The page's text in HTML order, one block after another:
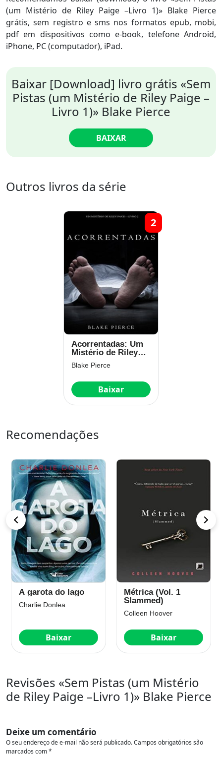
(um Mistério de Riley Paige –Livro 1)» Blake Pierce
grátis, sem registro e sms nos formatos epub, mobi,
pdf em dispositivos como e-book, telefone Android,
iPhone, PC (computador), iPad.
Baixar [Download] livro grátis «Sem
Pistas (um Mistério de Riley Paige –
Livro 1)» Blake Pierce
BAIXAR
Outros livros da série
Acorrentadas: Um
Mistério de Riley
Paige – Livro Dois
Blake Pierce
Baixar
2
Recomendações
A garota do lago
Charlie Donlea
Baixar
Métrica (Vol. 1
Slammed)
Colleen Hoover
Baixar
Revisões «Sem Pistas (um Mistério
de Riley Paige –Livro 1)» Blake Pierce
Deixe um comentário
O seu endereço de e-mail não será publicado.Campos obrigatórios são
marcados com*